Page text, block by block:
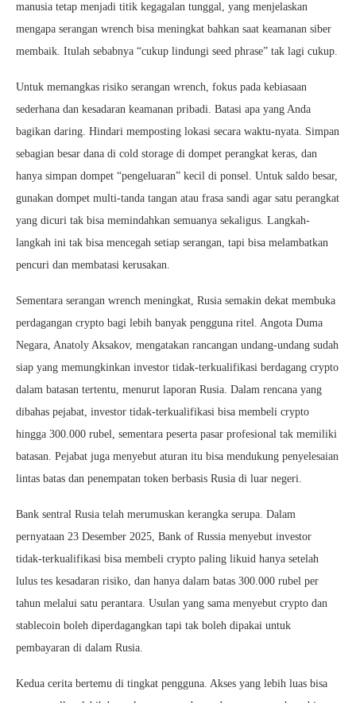
manusia tetap menjadi titik kegagalan tunggal, yang menjelaskan
mengapa serangan wrench bisa meningkat bahkan saat keamanan siber
membaik. Itulah sebabnya “cukup lindungi seed phrase” tak lagi cukup.
Untuk memangkas risiko serangan wrench, fokus pada kebiasaan
sederhana dan kesadaran keamanan pribadi. Batasi apa yang Anda
bagikan daring. Hindari memposting lokasi secara waktu-nyata. Simpan
sebagian besar dana di cold storage di dompet perangkat keras, dan
hanya simpan dompet “pengeluaran” kecil di ponsel. Untuk saldo besar,
gunakan dompet multi-tanda tangan atau frasa sandi agar satu perangkat
yang dicuri tak bisa memindahkan semuanya sekaligus. Langkah-
langkah ini tak bisa mencegah setiap serangan, tapi bisa melambatkan
pencuri dan membatasi kerusakan.
Sementara serangan wrench meningkat, Rusia semakin dekat membuka
perdagangan crypto bagi lebih banyak pengguna ritel. Angota Duma
Negara, Anatoly Aksakov, mengatakan rancangan undang-undang sudah
siap yang memungkinkan investor tidak-terkualifikasi berdagang crypto
dalam batasan tertentu, menurut laporan Rusia. Dalam rencana yang
dibahas pejabat, investor tidak-terkualifikasi bisa membeli crypto
hingga 300.000 rubel, sementara peserta pasar profesional tak memiliki
batasan. Pejabat juga menyebut aturan itu bisa mendukung penyelesaian
lintas batas dan penempatan token berbasis Rusia di luar negeri.
Bank sentral Rusia telah merumuskan kerangka serupa. Dalam
pernyataan 23 Desember 2025, Bank of Russia menyebut investor
tidak-terkualifikasi bisa membeli crypto paling likuid hanya setelah
lulus tes kesadaran risiko, dan hanya dalam batas 300.000 rubel per
tahun melalui satu perantara. Usulan yang sama menyebut crypto dan
stablecoin boleh diperdagangkan tapi tak boleh dipakai untuk
pembayaran di dalam Rusia.
Kedua cerita bertemu di tingkat pengguna. Akses yang lebih luas bisa